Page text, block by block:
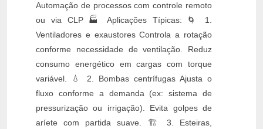
Automação de processos com controle remoto
ou via CLP 🏭 Aplicações Típicas: 🌀 1.
Ventiladores e exaustores Controla a rotação
conforme necessidade de ventilação. Reduz
consumo energético em cargas com torque
variável. 💧 2. Bombas centrífugas Ajusta o
fluxo conforme a demanda (ex: sistema de
pressurização ou irrigação). Evita golpes de
aríete com partida suave. 🏗 3. Esteiras,